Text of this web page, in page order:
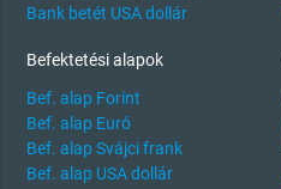
Bank betét USA dollár
Befektetési alapok
Bef. alap Forint
Bef. alap Euró
Bef. alap Svájci frank
Bef. alap USA dollár